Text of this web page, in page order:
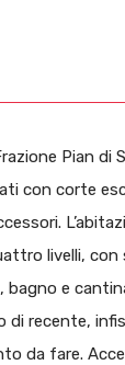
Pian di
con corte
livelli, con
bagno e
recente,
da fare.